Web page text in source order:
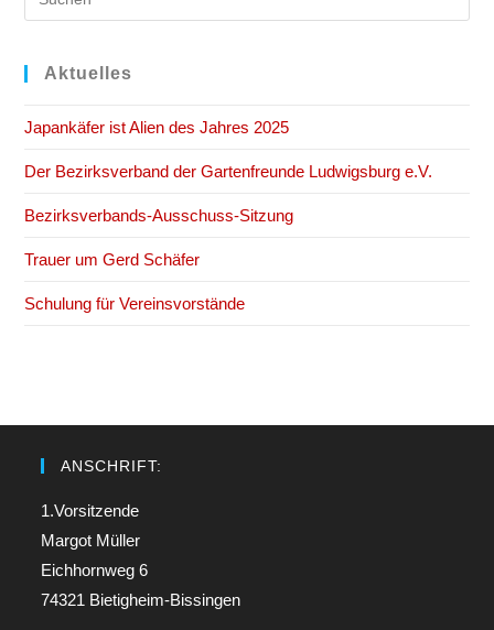
Aktuelles
Japankäfer ist Alien des Jahres 2025
Der Bezirksverband der Gartenfreunde Ludwigsburg e.V.
Bezirksverbands-Ausschuss-Sitzung
Trauer um Gerd Schäfer
Schulung für Vereinsvorstände
ANSCHRIFT:
1.Vorsitzende
Margot Müller
Eichhornweg 6
74321 Bietigheim-Bissingen